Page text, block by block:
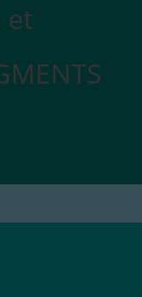
et